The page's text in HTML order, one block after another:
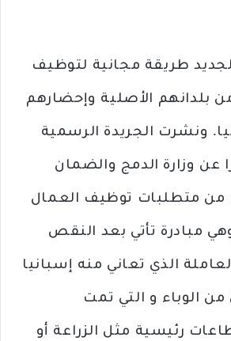
طريقة مجانية لتوظيف
بلدانهم الأصلية وإحضارهم
ونشرت الجريدة الرسمية
عن وزارة الدمج والضمان
من متطلبات توظيف العمال
مبادرة تأتي بعد النقص
الذي تعاني منه إسبانيا
الوباء و التي تمت
رئيسية مثل الزراعة أو